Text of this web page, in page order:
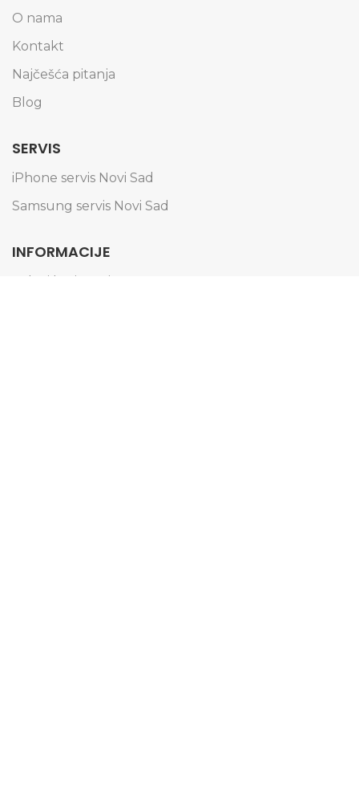
O nama
Kontakt
Najčešća pitanja
Blog
SERVIS
iPhone servis Novi Sad
Samsung servis Novi Sad
INFORMACIJE